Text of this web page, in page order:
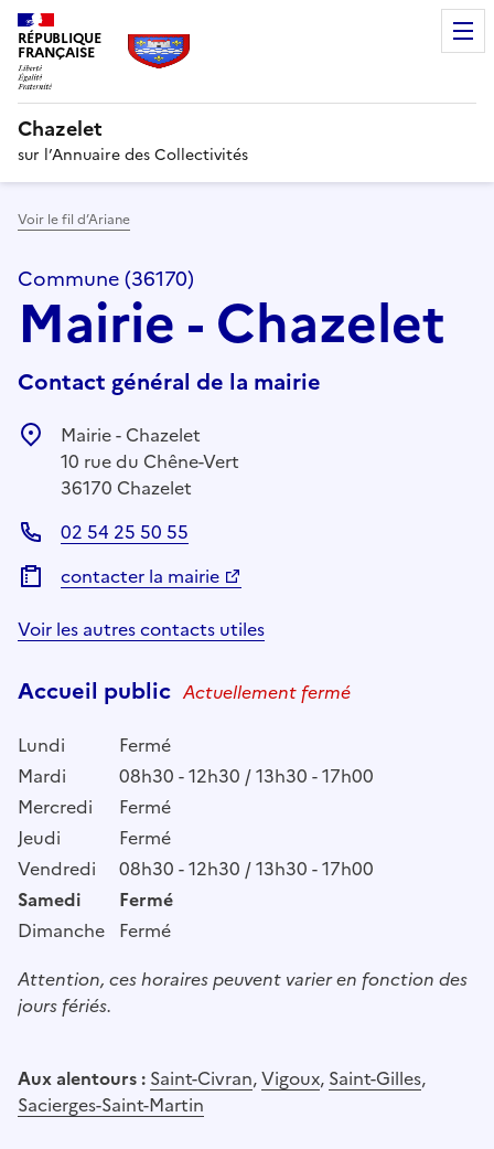
RÉPUBLIQUE
FRANÇAISE
Chazelet
sur l’Annuaire des Collectivités
Voir le fil d’Ariane
Commune (36170)
Mairie - Chazelet
Contact général de la mairie
Mairie - Chazelet
10 rue du Chêne-Vert
36170 Chazelet
02 54 25 50 55
contacter la mairie
Voir les autres contacts utiles
Accueil public Actuellement fermé
Lundi
Fermé
Mardi
08h30 - 12h30 / 13h30 - 17h00
Mercredi
Fermé
Jeudi
Fermé
Vendredi
08h30 - 12h30 / 13h30 - 17h00
Samedi
Fermé
Dimanche Fermé
Attention, ces horaires peuvent varier en fonction des
jours fériés.
Aux alentours : Saint-Civran,Vigoux, Saint-Gilles,
Sacierges-Saint-Martin